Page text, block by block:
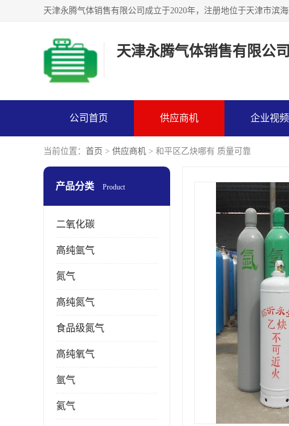
天津永腾气体销售有限公司
公司首页 供应商机 企业视频
当前位置： 首页 > 供应商机 > 和平区乙炔哪有 质量可靠
产品分类 Product
二氧化碳
高纯氩气
氮气
高纯氮气
食品级氮气
高纯氧气
氩气
氦气